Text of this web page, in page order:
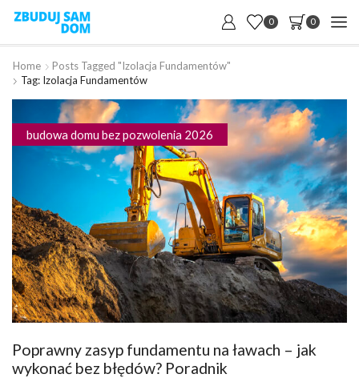
0 0
Home
Posts Tagged "izolacja Fundamentów"
Tag: Izolacja Fundamentów
budowa domu bez pozwolenia 2026
Poprawny zasyp fundamentu na ławach – jak
wykonać bez błędów? Poradnik